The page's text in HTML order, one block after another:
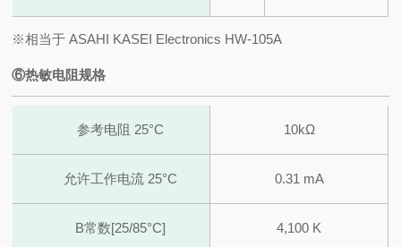
※相当于 ASAHI KASEI Electronics HW-105A
⑥热敏电阻规格
参考电阻 25°C 10kΩ
允许工作电流 25°C 0.31 mA
B常数[25/85°C] 4,100 K